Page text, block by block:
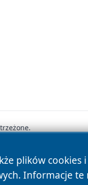
plików
Informacje
Cookies